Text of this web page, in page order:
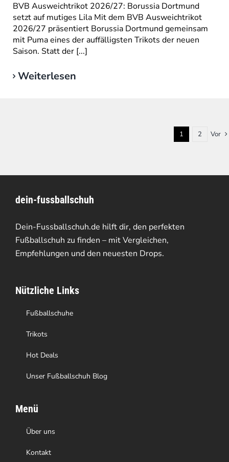
BVB Ausweichtrikot 2026/27: Borussia Dortmund
setzt auf mutiges Lila Mit dem BVB Ausweichtrikot
2026/27 präsentiert Borussia Dortmund gemeinsam
mit Puma eines der auffälligsten Trikots der neuen
Saison. Statt der [...]
Weiterlesen
1 2 Vor
dein-fussballschuh
Dein-Fussballschuh.de hilft dir, den perfekten
Fußballschuh zu finden – mit Vergleichen,
Empfehlungen und den neuesten Drops.
Nützliche Links
Fußballschuhe
Trikots
Hot Deals
Unser Fußballschuh Blog
Menü
Über uns
Kontakt